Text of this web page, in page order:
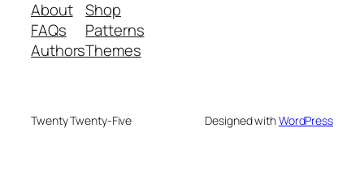
About
FAQs
Authors
Shop
Patterns
Themes
Twenty Twenty-Five Designed withWordPress